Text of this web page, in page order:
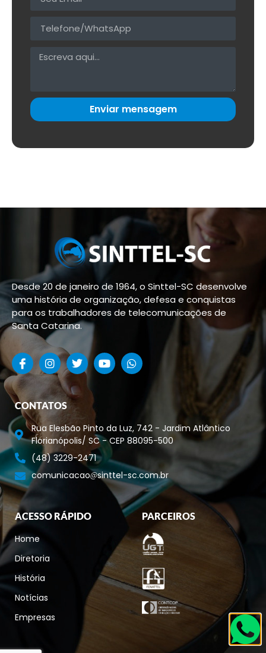
Enviar mensagem
Desde 20 de janeiro de 1964, o Sinttel-SC desenvolve
uma história de organização, defesa e conquistas
para os trabalhadores de telecomunicações de
Santa Catarina.
CONTATOS
Rua Elesbão Pinto da Luz, 742 - Jardim Atlântico
Florianópolis/ SC - CEP 88095-500
(48) 3229-2471
comunicacao
sinttel-sc.com.br
ACESSO RÁPIDO
Home
Diretoria
História
Notícias
Empresas
PARCEIROS